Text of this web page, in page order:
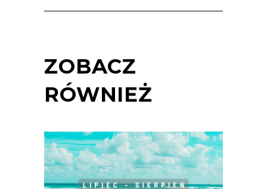
ZOBACZ
RÓWNIEŻ